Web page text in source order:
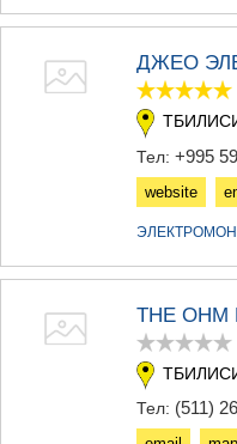
САМЦХЕ-ДЖАВАХЕТИ
АДИГЕНИ
АСПИНДЗА
АХАЛКАЛАКИ
НИНОЦМИНДА
АБАСТУМАНИ
ГАРДАБАНИ
ДМАНИСИ
ТЕТРИЦКАРО
ДЖЕО
Тел: +995
website
THE OHM
Тел: (511)